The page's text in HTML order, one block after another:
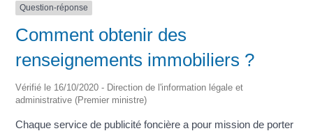
Question-réponse
Comment obtenir des
renseignements immobiliers ?
Vérifié le 16/10/2020 - Direction de l'information légale et
administrative (Premier ministre)
Chaque service de publicité foncière a pour mission de porter